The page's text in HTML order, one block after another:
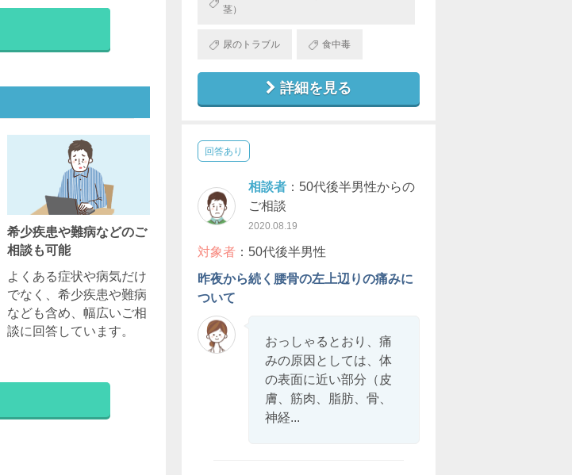
希少疾患や難病などのご
相談も可能
よくある症状や病気だけ
でなく、希少疾患や難病
なども含め、幅広いご相
談に回答しています。
茎）
尿のトラブル 食中毒
詳細を見る
回答あり
相談者：50代後半男性からの
ご相談
2020.08.19
対象者：50代後半男性
昨夜から続く腰骨の左上辺りの痛みに
ついて
おっしゃるとおり、痛
みの原因としては、体
の表面に近い部分（皮
膚、筋肉、脂肪、骨、
神経...